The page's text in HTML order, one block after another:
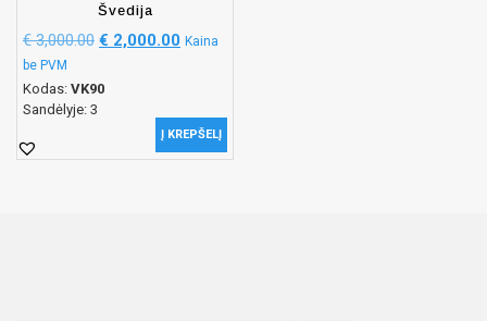
Švedija
€3,000.00 € 2,000.00 Kaina
be PVM
Kodas: VK90
Sandėlyje: 3
Į KREPŠELĮ